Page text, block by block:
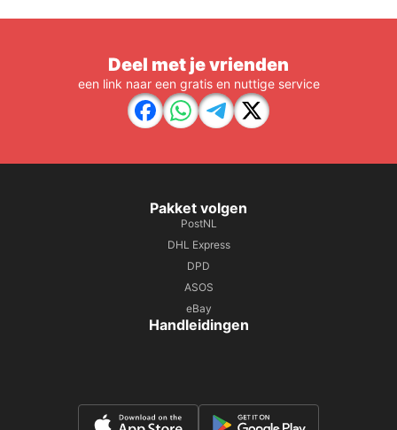
Deel met je vrienden
een link naar een gratis en nuttige service
Pakket volgen
PostNL
DHL Express
DPD
ASOS
eBay
Handleidingen